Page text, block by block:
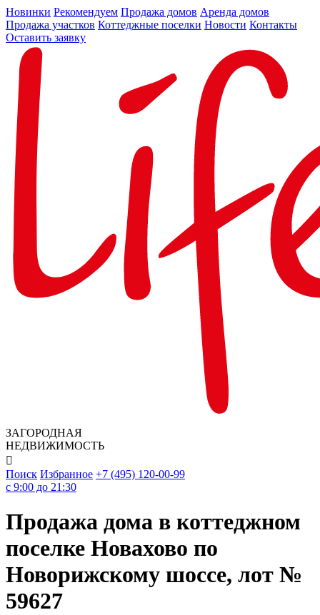
Новинки Рекомендуем Продажа домов Аренда домов
Продажа участков Коттеджные поселки Новости Контакты
Оставить заявку
ЗАГОРОДНАЯ
НЕДВИЖИМОСТЬ

Поиск Избранное +7 (495) 120-00-99
c 9:00 до 21:30
Продажа дома в коттеджном
поселке Новахово по
Новорижскому шоссе, лот №
59627